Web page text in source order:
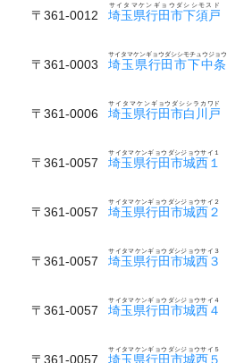
〒361-0012 埼玉県行田市下須戸
サイタマケンギョウダシシモスド
〒361-0003 埼玉県行田市下中条
サイタマケンギョウダシシモチュウジョウ
〒361-0006 埼玉県行田市白川戸
サイタマケンギョウダシシラカワド
〒361-0057 埼玉県行田市城西１
サイタマケンギョウダシジョウサイ１
〒361-0057 埼玉県行田市城西２
サイタマケンギョウダシジョウサイ２
〒361-0057 埼玉県行田市城西３
サイタマケンギョウダシジョウサイ３
〒361-0057 埼玉県行田市城西４
サイタマケンギョウダシジョウサイ４
〒361-0057 埼玉県行田市城西５
サイタマケンギョウダシジョウサイ５